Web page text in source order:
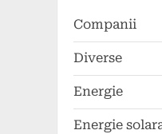
Companii
Diverse
Energie
Energie